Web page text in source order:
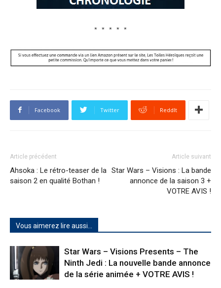
﹡﹡﹡﹡﹡
Facebook Twitter ReddIt
Article précédent
Ahsoka : Le rétro-teaser de la
saison 2 en qualité Bothan !
Article suivant
Star Wars – Visions : La bande
annonce de la saison 3 +
VOTRE AVIS !
Vous aimerez lire aussi...
Star Wars – Visions Presents – The
Ninth Jedi : La nouvelle bande annonce
de la série animée + VOTRE AVIS !